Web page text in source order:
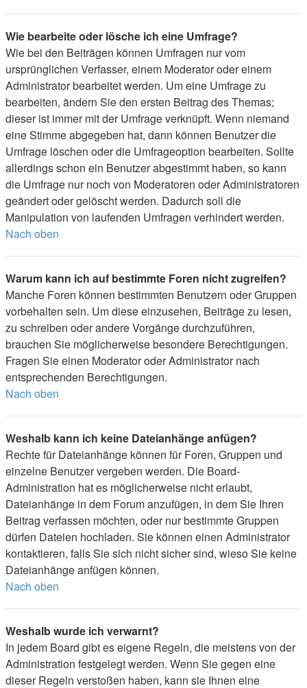
Wie bearbeite oder lösche ich eine Umfrage?
Wie bei den Beiträgen können Umfragen nur vom
ursprünglichen Verfasser, einem Moderator oder einem
Administrator bearbeitet werden. Um eine Umfrage zu
bearbeiten, ändern Sie den ersten Beitrag des Themas;
dieser ist immer mit der Umfrage verknüpft. Wenn niemand
eine Stimme abgegeben hat, dann können Benutzer die
Umfrage löschen oder die Umfrageoption bearbeiten. Sollte
allerdings schon ein Benutzer abgestimmt haben, so kann
die Umfrage nur noch von Moderatoren oder Administratoren
geändert oder gelöscht werden. Dadurch soll die
Manipulation von laufenden Umfragen verhindert werden.
Nach oben
Warum kann ich auf bestimmte Foren nicht zugreifen?
Manche Foren können bestimmten Benutzern oder Gruppen
vorbehalten sein. Um diese einzusehen, Beiträge zu lesen,
zu schreiben oder andere Vorgänge durchzuführen,
brauchen Sie möglicherweise besondere Berechtigungen.
Fragen Sie einen Moderator oder Administrator nach
entsprechenden Berechtigungen.
Nach oben
Weshalb kann ich keine Dateianhänge anfügen?
Rechte für Dateianhänge können für Foren, Gruppen und
einzelne Benutzer vergeben werden. Die Board-
Administration hat es möglicherweise nicht erlaubt,
Dateianhänge in dem Forum anzufügen, in dem Sie Ihren
Beitrag verfassen möchten, oder nur bestimmte Gruppen
dürfen Dateien hochladen. Sie können einen Administrator
kontaktieren, falls Sie sich nicht sicher sind, wieso Sie keine
Dateianhänge anfügen können.
Nach oben
Weshalb wurde ich verwarnt?
In jedem Board gibt es eigene Regeln, die meistens von der
Administration festgelegt werden. Wenn Sie gegen eine
dieser Regeln verstoßen haben, kann sie Ihnen eine